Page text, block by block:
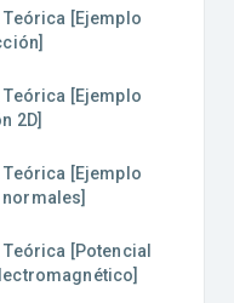
[Ejemplo
[Ejemplo
2D]
[Ejemplo
[Potencial